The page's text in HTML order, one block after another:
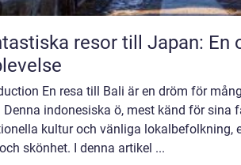
resor till Japan: En
En resa till Bali är en dröm för
Denna indonesiska ö, mest känd för sina
kultur och vänliga lokalbefolkning,
skönhet. I denna artikel ...